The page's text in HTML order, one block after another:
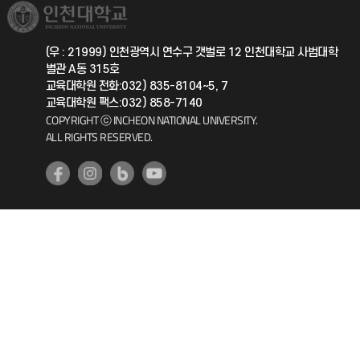
취업정보(학생)
총동문회
국제지원과
공자아카데미
기초교육원
(우 : 21999) 인천광역시 연수구 갯벌로 12 인천대학교 사범대학
별관 A동 315호
교육대학원 전화:032) 835-8104~5, 7
교육대학원 팩스:032) 858-7140
COPYRIGHT ⓒ INCHEON NATIONAL UNIVERSITY.
ALL RIGHTS RESERVED.